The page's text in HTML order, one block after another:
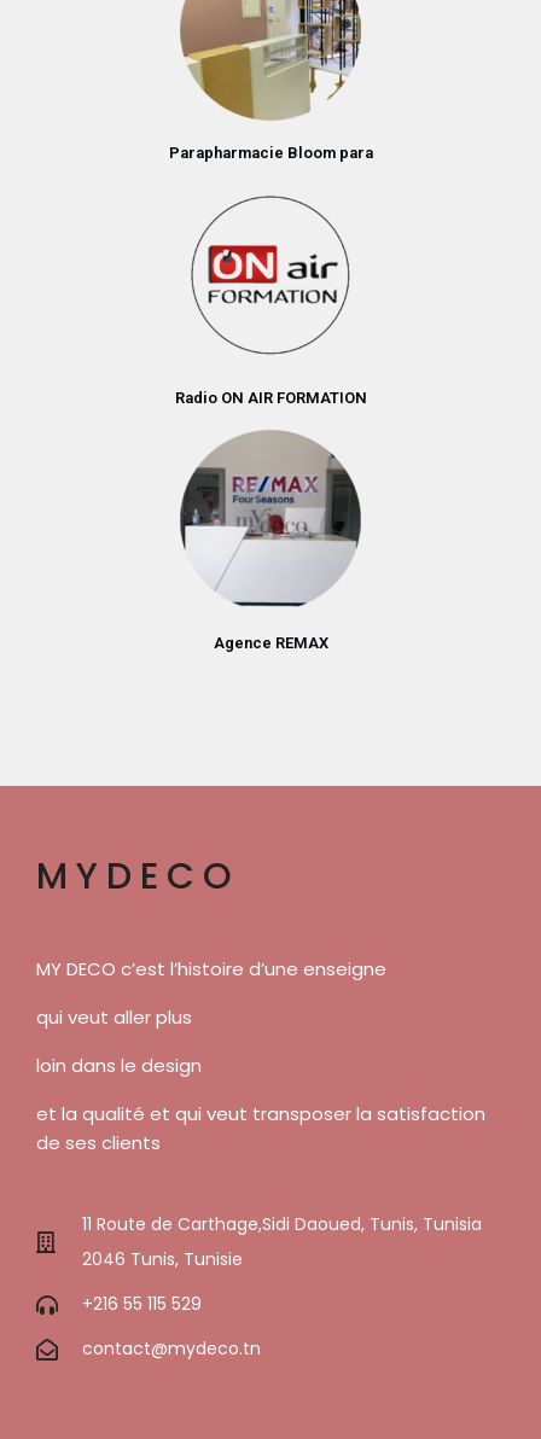
Parapharmacie Bloom para
Radio ON AIR FORMATION
Agence REMAX
MYDECO
MY DECO c’est l’histoire d’une enseigne
qui veut aller plus
loin dans le design
et la qualité et qui veut transposer la satisfaction
de ses clients
11 Route de Carthage,Sidi Daoued, Tunis, Tunisia
2046 Tunis, Tunisie
+216 55 115 529
contact@mydeco.tn